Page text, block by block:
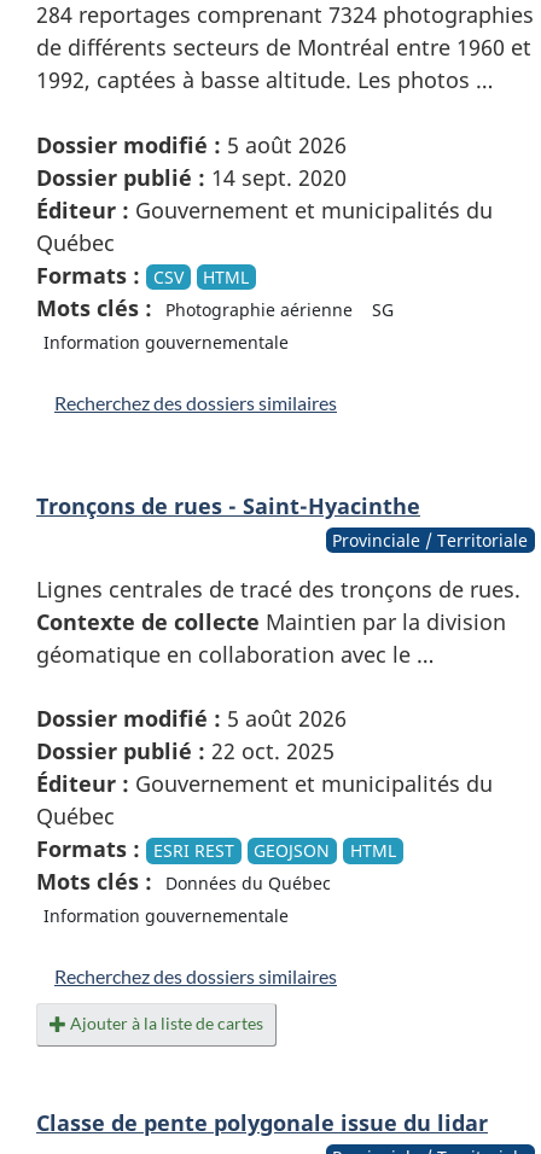
284 reportages comprenant 7324 photographies
de différents secteurs de Montréal entre 1960 et
1992, captées à basse altitude. Les photos …
Dossier modifié : 5 août 2026
Dossier publié : 14 sept. 2020
Éditeur : Gouvernement et municipalités du
Québec
Formats :
CSV HTML
Mots clés : Photographie aérienne
SG
Information gouvernementale
Recherchez des dossiers similaires
Tronçons de rues - Saint-Hyacinthe
Provinciale / Territoriale
Lignes centrales de tracé des tronçons de rues.
Contexte de collecte Maintien par la division
géomatique en collaboration avec le …
Dossier modifié : 5 août 2026
Dossier publié : 22 oct. 2025
Éditeur : Gouvernement et municipalités du
Québec
Formats :
ESRI REST GEOJSON HTML
Mots clés :
Données du Québec
Information gouvernementale
Recherchez des dossiers similaires
Ajouter à la liste de cartes
Classe de pente polygonale issue du lidar